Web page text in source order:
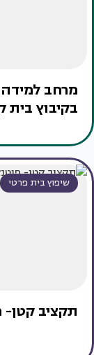
מרחב
בקיבוץ בית
שיפוץ בית פרטי
תקציב קטן-